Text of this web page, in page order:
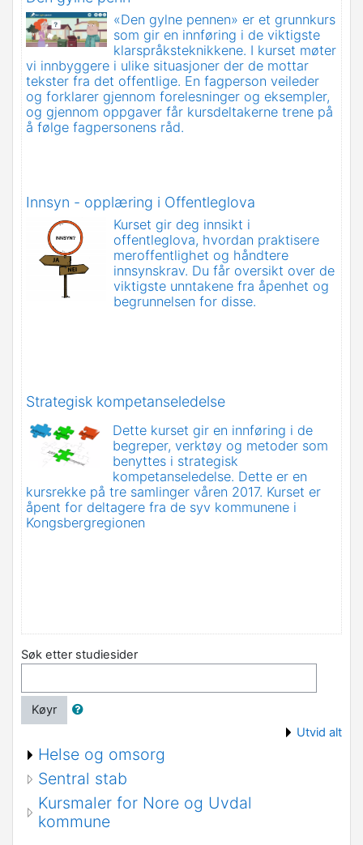
«Den gylne pennen» er et grunnkurs
som gir en innføring i de viktigste
klarspråksteknikkene. I kurset møter
vi innbyggere i ulike situasjoner der de mottar
tekster fra det offentlige. En fagperson veileder
og forklarer gjennom forelesninger og eksempler,
og gjennom oppgaver får kursdeltakerne trene på
å følge fagpersonens råd.
Innsyn - opplæring i Offentleglova
Kurset gir deg innsikt i
offentleglova, hvordan praktisere
meroffentlighet og håndtere
innsynskrav. Du får oversikt over de
viktigste unntakene fra åpenhet og
begrunnelsen for disse.
Strategisk kompetanseledelse
Dette kurset gir en innføring i de
begreper, verktøy og metoder som
benyttes i strategisk
kompetanseledelse. Dette er en
kursrekke på tre samlinger våren 2017. Kurset er
åpent for deltagere fra de syv kommunene i
Kongsbergregionen
Søk etter studiesider
Køyr
Utvid alt
Helse og omsorg
Sentral stab
Kursmaler for Nore og Uvdal
kommune